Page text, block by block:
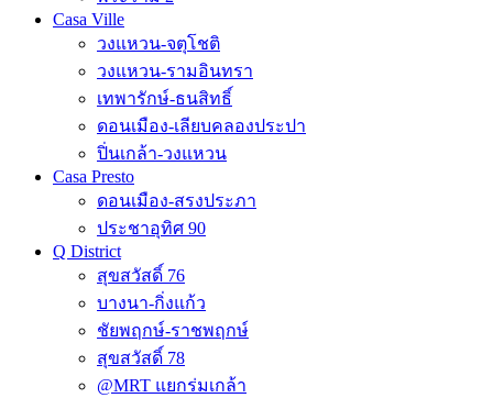
Casa Ville
วงแหวน-จตุโชติ
วงแหวน-รามอินทรา
เทพารักษ์-ธนสิทธิ์
ดอนเมือง-เลียบคลองประปา
ปิ่นเกล้า-วงแหวน
Casa Presto
ดอนเมือง-สรงประภา
ประชาอุทิศ 90
Q District
สุขสวัสดิ์ 76
บางนา-กิ่งแก้ว
ชัยพฤกษ์-ราชพฤกษ์
สุขสวัสดิ์ 78
@MRT แยกร่มเกล้า